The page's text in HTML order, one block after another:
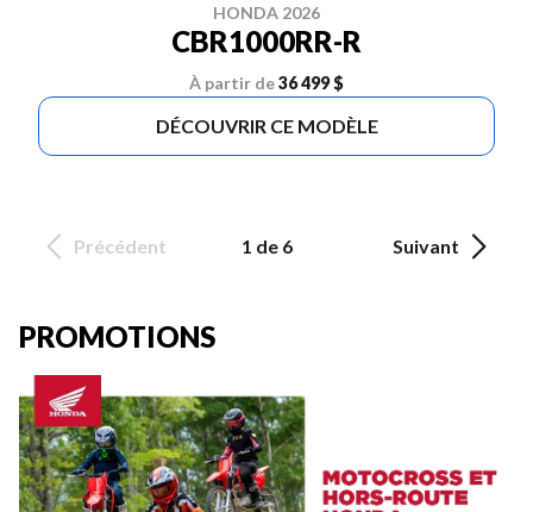
HONDA 2026
CBR1000RR-R
À partir de36 499 $
DÉCOUVRIR CE MODÈLE
Précédent 1 de 6 Suivant
PROMOTIONS